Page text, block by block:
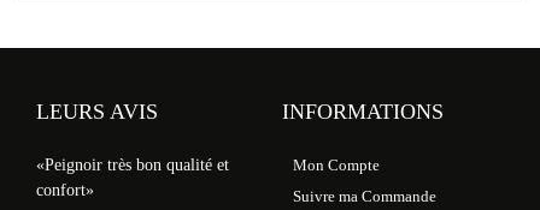
LEURS AVIS
«Peignoir très bon qualité et
confort»
INFORMATIONS
Mon Compte
Suivre ma Commande